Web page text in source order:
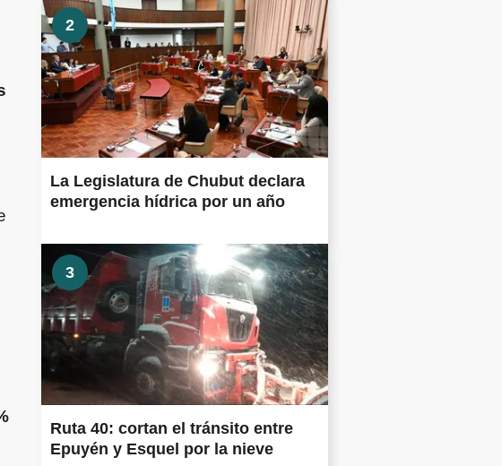
2
La Legislatura de Chubut declara
emergencia hídrica por un año
3
Ruta 40: cortan el tránsito entre
Epuyén y Esquel por la nieve